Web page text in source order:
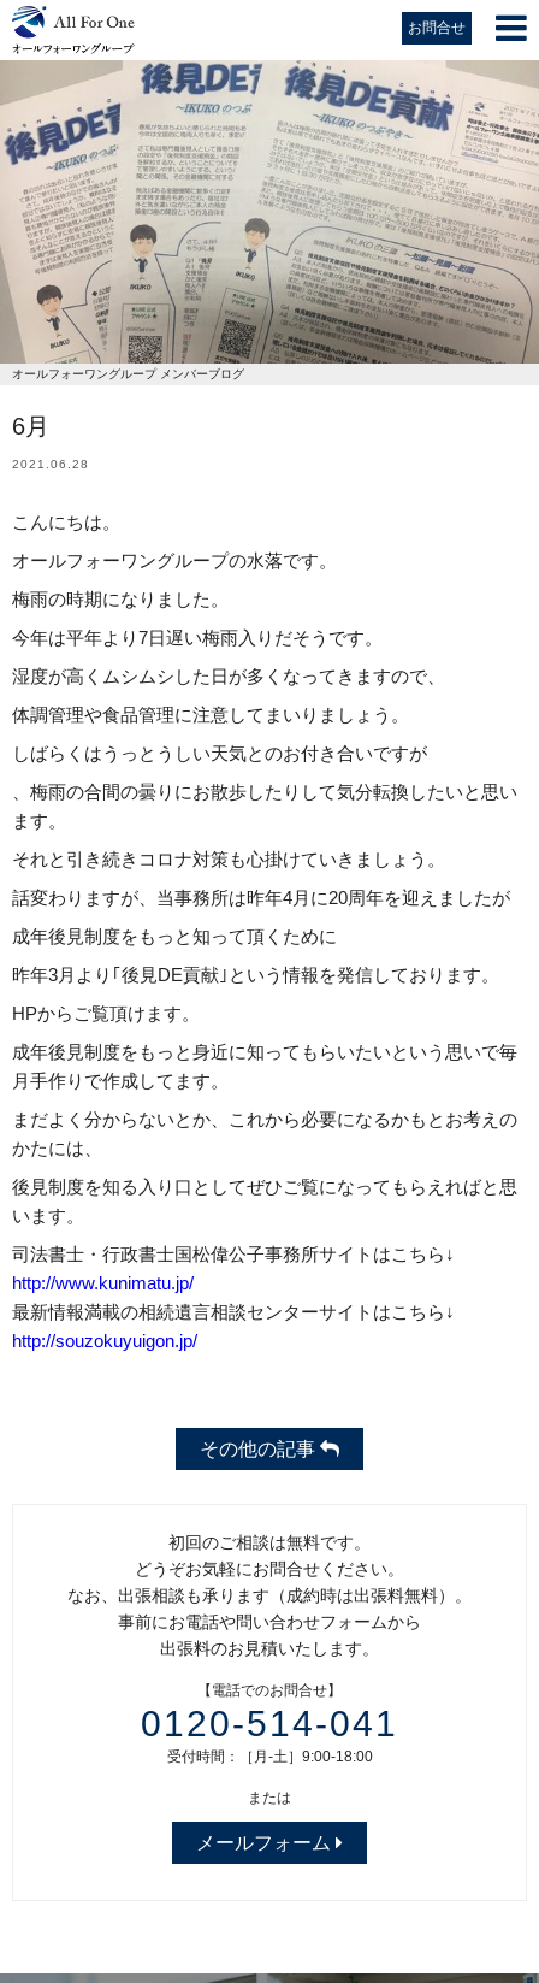
お問合せ
オールフォーワングループ メンバーブログ
6月
2021.06.28
こんにちは。
オールフォーワングループの水落です。
梅雨の時期になりました。
今年は平年より7日遅い梅雨入りだそうです。
湿度が高くムシムシした日が多くなってきますので、
体調管理や食品管理に注意してまいりましょう。
しばらくはうっとうしい天気とのお付き合いですが
、梅雨の合間の曇りにお散歩したりして気分転換したいと思い
ます。
それと引き続きコロナ対策も心掛けていきましょう。
話変わりますが、当事務所は昨年4月に20周年を迎えましたが
成年後見制度をもっと知って頂くために
昨年3月より｢後見DE貢献｣という情報を発信しております。
HPからご覧頂けます。
成年後見制度をもっと身近に知ってもらいたいという思いで毎
月手作りで作成してます。
まだよく分からないとか、これから必要になるかもとお考えの
かたには、
後見制度を知る入り口としてぜひご覧になってもらえればと思
います。
司法書士・行政書士国松偉公子事務所サイトはこちら↓
http://www.kunimatu.jp/
最新情報満載の相続遺言相談センターサイトはこちら↓
http://souzokuyuigon.jp/
その他の記事
初回のご相談は無料です。
どうぞお気軽にお問合せください。
なお、出張相談も承ります（成約時は出張料無料）。
事前にお電話や問い合わせフォームから
出張料のお見積いたします。
【電話でのお問合せ】
0120-514-041
受付時間：［月-土］9:00-18:00
または
メールフォーム